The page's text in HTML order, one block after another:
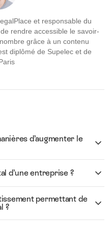
et responsable du
rendre accessible le savoir-
grâce à un contenu
diplômé de Supelec et de
d’augmenter le
d’une entreprise ?
permettant de
?